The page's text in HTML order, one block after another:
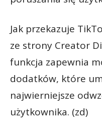
Jak przekazuje
ze strony Creator
funkcja zapewnia
dodatków, które
najwierniejsze
użytkownika. (zd)